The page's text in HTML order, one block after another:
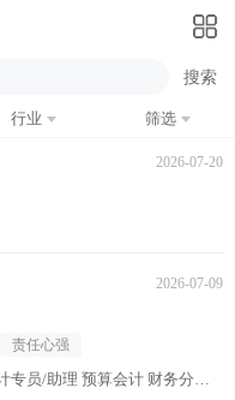
行业 筛选
2026-07-20
2026-07-09
责任心强
期望 税务会计 成本会计 审计专员/助理 预算会计 财务分析员